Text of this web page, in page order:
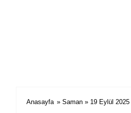
Anasayfa » Saman » 19 Eylül 2025